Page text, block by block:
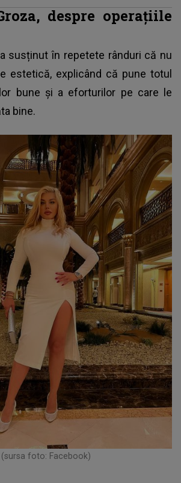
despre operațiile
a susținut în repetete rânduri că nu
estetică, explicând că pune totul
bune și a eforturilor pe care le
bine.
(sursa foto: Facebook)